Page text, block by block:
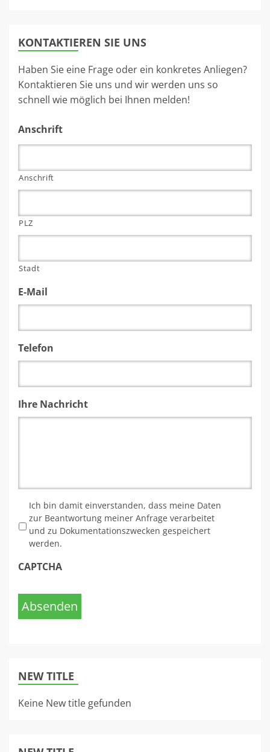
KONTAKTIEREN SIE UNS
Haben Sie eine Frage oder ein konkretes Anliegen?
Kontaktieren Sie uns und wir werden uns so
schnell wie möglich bei Ihnen melden!
Anschrift
Anschrift
PLZ
Stadt
E-Mail
Telefon
Ihre Nachricht
Ich bin damit einverstanden, dass meine Daten
zur Beantwortung meiner Anfrage verarbeitet
und zu Dokumentationszwecken gespeichert
werden.
CAPTCHA
Absenden
NEW TITLE
Keine New title gefunden